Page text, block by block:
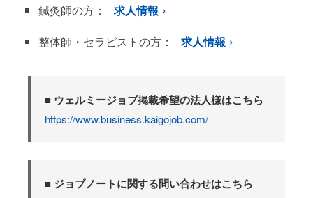
鍼灸師の方：
求人情報
整体師・セラピストの方：
求人情報
■ ウェルミージョブ掲載希望の法人様はこちら
https://www.business.kaigojob.com/
■ ジョブノートに関する問い合わせはこちら